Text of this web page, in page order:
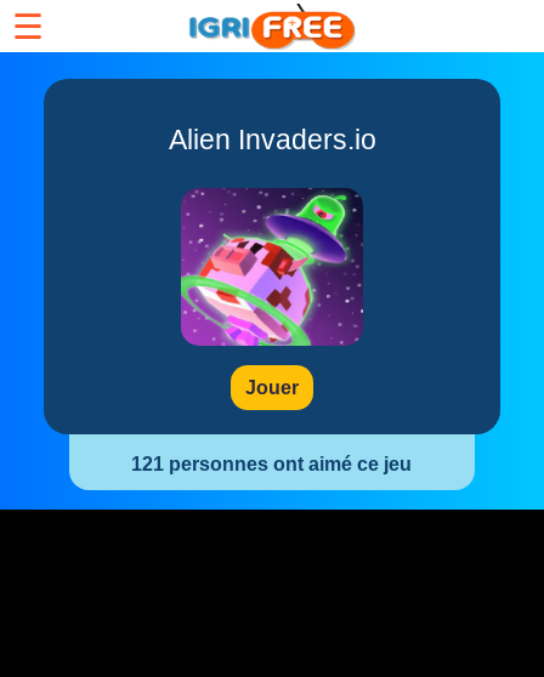
☰
Alien Invaders.io
Jouer
121 personnes ont aimé ce jeu